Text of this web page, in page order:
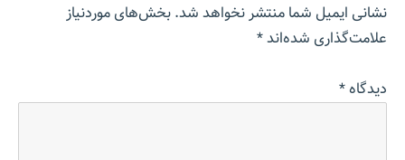
نشانی ایمیل شما منتشر نخواهد شد.بخش‌های موردنیاز
علامت‌گذاری شده‌اند*
دیدگاه*